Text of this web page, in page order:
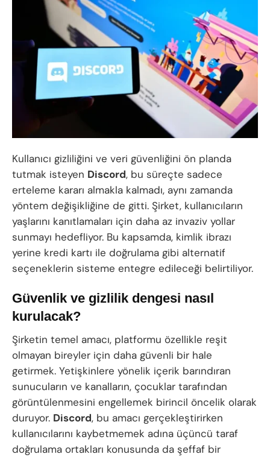
Kullanıcı gizliliğini ve veri güvenliğini ön planda
tutmak isteyen Discord, bu süreçte sadece
erteleme kararı almakla kalmadı, aynı zamanda
yöntem değişikliğine de gitti. Şirket, kullanıcıların
yaşlarını kanıtlamaları için daha az invaziv yollar
sunmayı hedefliyor. Bu kapsamda, kimlik ibrazı
yerine kredi kartı ile doğrulama gibi alternatif
seçeneklerin sisteme entegre edileceği belirtiliyor.
Güvenlik ve gizlilik dengesi nasıl
kurulacak?
Şirketin temel amacı, platformu özellikle reşit
olmayan bireyler için daha güvenli bir hale
getirmek. Yetişkinlere yönelik içerik barındıran
sunucuların ve kanalların, çocuklar tarafından
görüntülenmesini engellemek birincil öncelik olarak
duruyor. Discord, bu amacı gerçekleştirirken
kullanıcılarını kaybetmemek adına üçüncü taraf
doğrulama ortakları konusunda da şeffaf bir